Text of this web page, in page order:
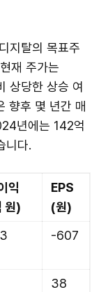
지탈의 목표주
재 주가는
상당한 상승 여
향후 몇 년간 매
년에는 142억
니다.
익
원)
EPS
(원)
-607
38